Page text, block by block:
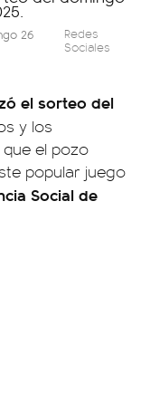
26
Redes
Sociales
el sorteo del
y los
el pozo
popular juego
Social de